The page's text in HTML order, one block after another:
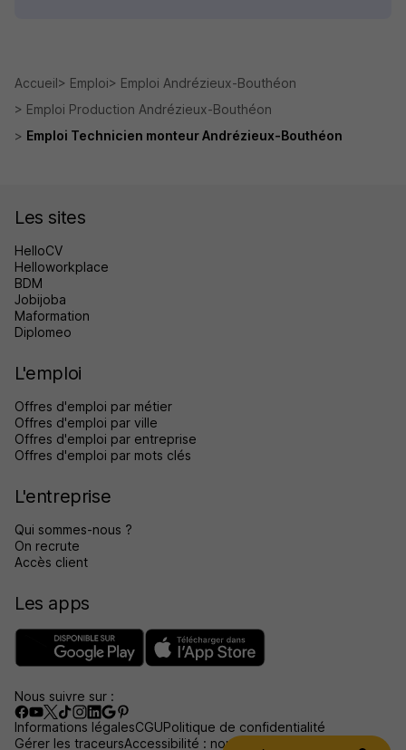
Accueil Emploi
Emploi Andrézieux-Bouthéon
Emploi Production Andrézieux-Bouthéon
Emploi Technicien monteur Andrézieux-Bouthéon
Les sites
HelloCV
Helloworkplace
BDM
Jobijoba
Maformation
Diplomeo
L'emploi
Offres d'emploi par métier
Offres d'emploi par ville
Offres d'emploi par entreprise
Offres d'emploi par mots clés
L'entreprise
Qui sommes-nous ?
On recrute
Accès client
Les apps
Nous suivre sur :
Informations légalesCGUPolitique de confidentialité
Gérer les traceursAccessibilité : non conforme